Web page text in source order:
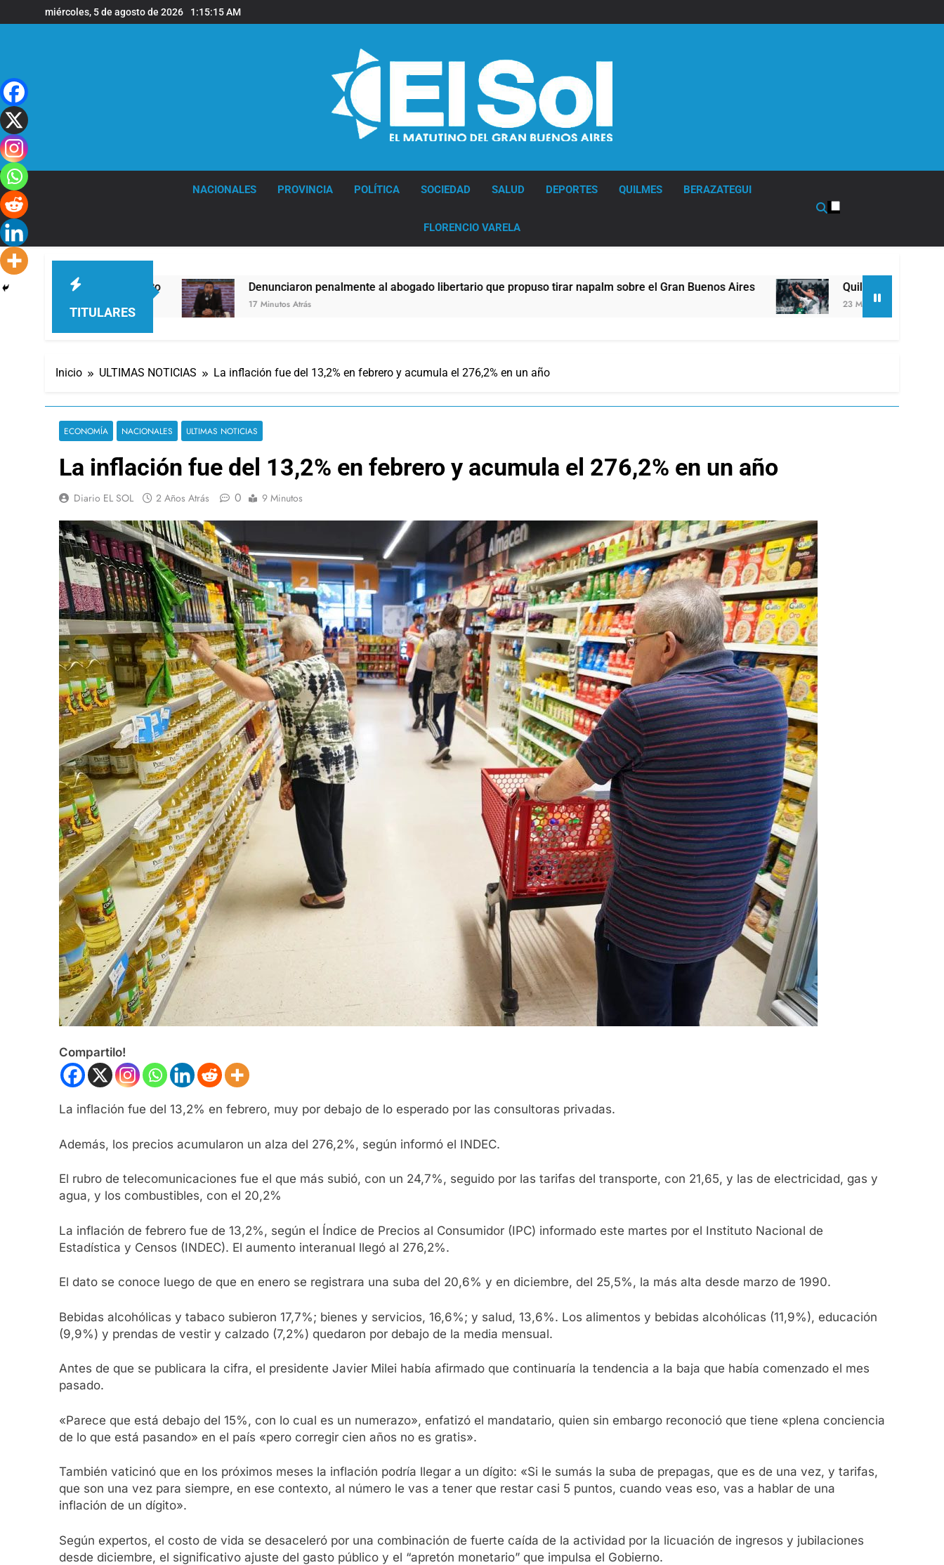
al
miércoles, 5 de agosto de 2026 1:15:16 AM
NACIONALES PROVINCIA POLÍTICA SOCIEDAD SALUD DEPORTES QUILMES BERAZATEGUI
FLORENCIO VARELA
TITULARES
viento Denunciaron penalmente al abogado libertario que propuso tirar napalm sobre el Gran Buenos Aires
17 Minutos Atrás
Quilmes derrotó 2-0 al líder Gimnasia
23 Minutos Atrás
Inicio ULTIMAS NOTICIAS La inflación fue del 13,2% en febrero y acumula el 276,2% en un año
ECONOMÍA NACIONALES ULTIMAS NOTICIAS
La inflación fue del 13,2% en febrero y acumula el 276,2% en un año
Diario EL SOL 2 Años Atrás 0 9 Minutos
Compartilo!
La inflación fue del 13,2% en febrero, muy por debajo de lo esperado por las consultoras privadas.
Además, los precios acumularon un alza del 276,2%, según informó el INDEC.
El rubro de telecomunicaciones fue el que más subió, con un 24,7%, seguido por las tarifas del transporte, con 21,65, y las de electricidad, gas y
agua, y los combustibles, con el 20,2%
La inflación de febrero fue de 13,2%, según el Índice de Precios al Consumidor (IPC) informado este martes por el Instituto Nacional de
Estadística y Censos (INDEC). El aumento interanual llegó al 276,2%.
El dato se conoce luego de que en enero se registrara una suba del 20,6% y en diciembre, del 25,5%, la más alta desde marzo de 1990.
Bebidas alcohólicas y tabaco subieron 17,7%; bienes y servicios, 16,6%; y salud, 13,6%. Los alimentos y bebidas alcohólicas (11,9%), educación
(9,9%) y prendas de vestir y calzado (7,2%) quedaron por debajo de la media mensual.
Antes de que se publicara la cifra, el presidente Javier Milei había afirmado que continuaría la tendencia a la baja que había comenzado el mes
pasado.
«Parece que está debajo del 15%, con lo cual es un numerazo», enfatizó el mandatario, quien sin embargo reconoció que tiene «plena conciencia
de lo que está pasando» en el país «pero corregir cien años no es gratis».
También vaticinó que en los próximos meses la inflación podría llegar a un dígito: «Si le sumás la suba de prepagas, que es de una vez, y tarifas,
que son una vez para siempre, en ese contexto, al número le vas a tener que restar casi 5 puntos, cuando veas eso, vas a hablar de una
inflación de un dígito».
Según expertos, el costo de vida se desaceleró por una combinación de fuerte caída de la actividad por la licuación de ingresos y jubilaciones
desde diciembre, el significativo ajuste del gasto público y el “apretón monetario” que impulsa el Gobierno.